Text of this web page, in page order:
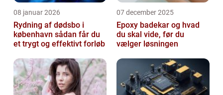
08 januar 2026
Rydning af dødsbo i
københavn sådan får du
et trygt og effektivt forløb
07 december 2025
Epoxy badekar og hvad
du skal vide, før du
vælger løsningen